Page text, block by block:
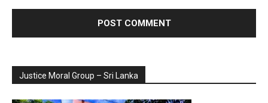
Justice Moral Group – Sri Lanka